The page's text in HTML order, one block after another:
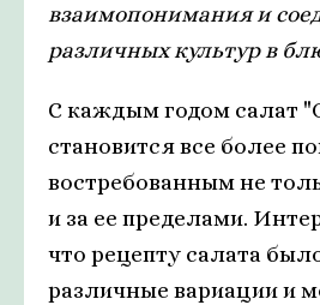
взаимопонимания и
различных культур в
С каждым годом салат
становится все более
востребованным не
и за ее пределами.
что рецепту салата
различные вариации и